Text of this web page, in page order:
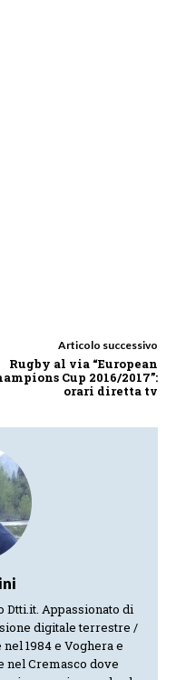
Articolo successivo
Rugby al via “European
Cup 2016/2017”:
orari diretta tv
Appassionato di
digitale terrestre /
1984 e Voghera e
nel Cremasco dove